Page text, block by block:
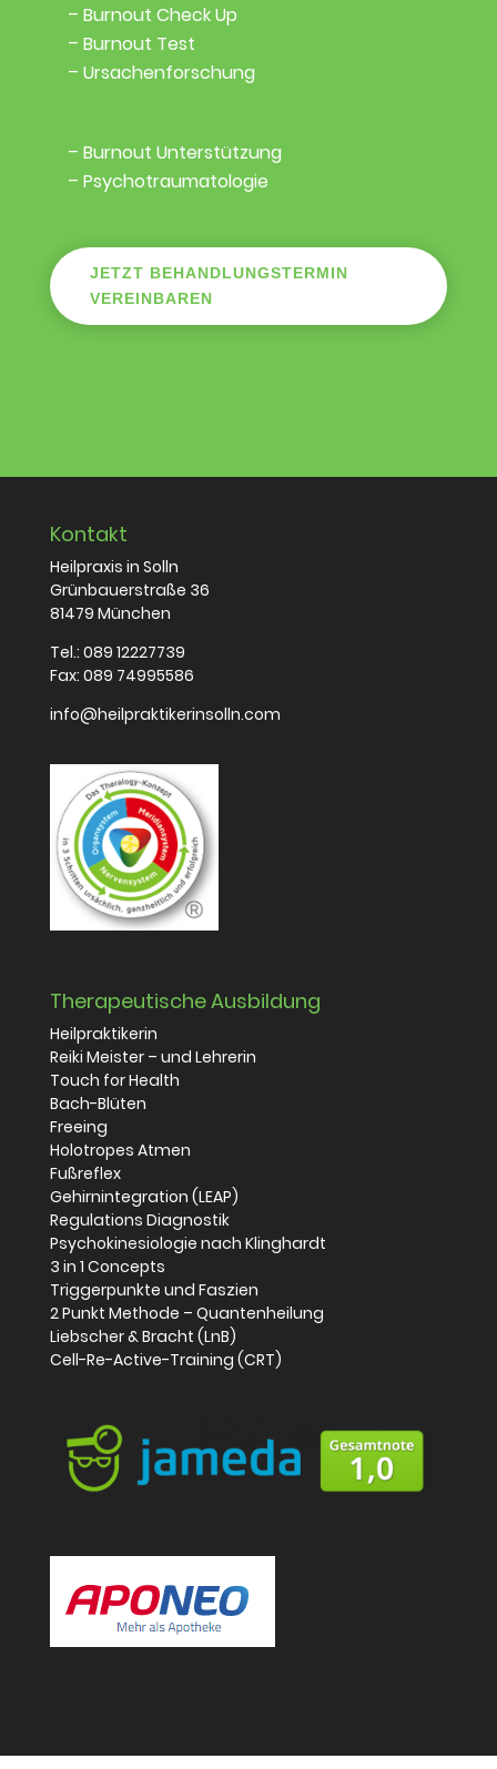
– Burnout Check Up
– Burnout Test
– Ursachenforschung
– Burnout Unterstützung
– Psychotraumatologie
JETZT BEHANDLUNGSTERMIN
VEREINBAREN
Kontakt
Heilpraxis in Solln
Grünbauerstraße 36
81479 München
Tel.: 089 12227739
Fax: 089 74995586
info@heilpraktikerinsolln.com
Therapeutische Ausbildung
Heilpraktikerin
Reiki Meister – und Lehrerin
Touch for Health
Bach-Blüten
Freeing
Holotropes Atmen
Fußreflex
Gehirnintegration (LEAP)
Regulations Diagnostik
Psychokinesiologie nach Klinghardt
3 in 1 Concepts
Triggerpunkte und Faszien
2 Punkt Methode – Quantenheilung
Liebscher & Bracht (LnB)
Cell-Re-Active-Training (CRT)